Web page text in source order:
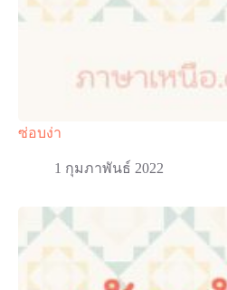
ซ่อบง่า
1 กุมภาพันธ์ 2022